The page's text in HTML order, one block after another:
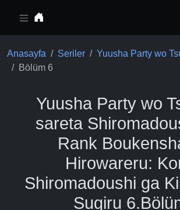
Anasayfa Seriler
Yuusha Party wo
Bölüm 6
Yuusha Party wo
sareta
Rank
Hirowareru:
Shiromadoushi ga
Sugiru